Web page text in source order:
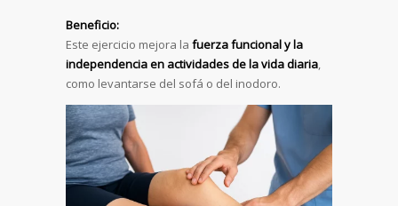
Beneficio:
Este ejercicio mejora la fuerza funcional y la
independencia en actividades de la vida diaria,
como levantarse del sofá o del inodoro.